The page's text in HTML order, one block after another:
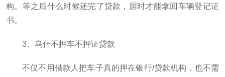
构。等之后什么时候还完了贷款，届时才能拿回车辆登记证
书。
3、乌什不押车不押证贷款
不仅不用借款人把车子真的押在银行/贷款机构，也不需